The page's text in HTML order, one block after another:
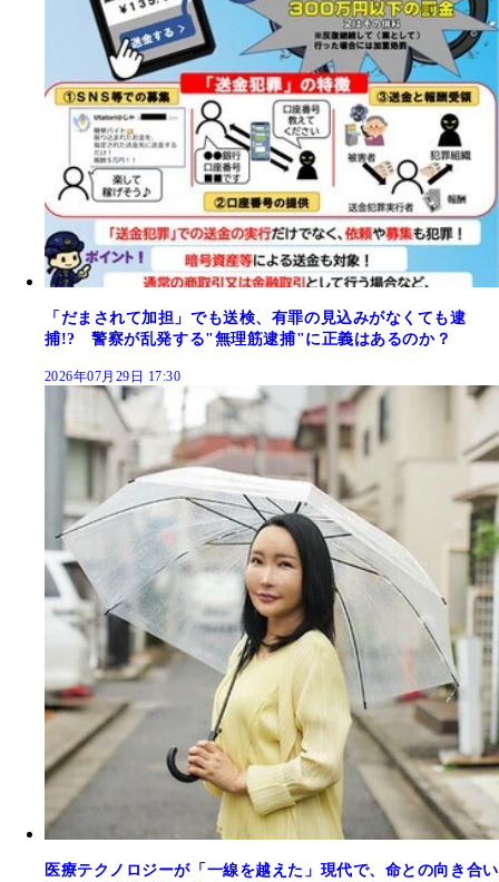
「だまされて加担」でも送検、有罪の見込みがなくても逮
捕!? 警察が乱発する"無理筋逮捕"に正義はあるのか？
2026年07月29日 17:30
医療テクノロジーが「一線を越えた」現代で、命との向き合い